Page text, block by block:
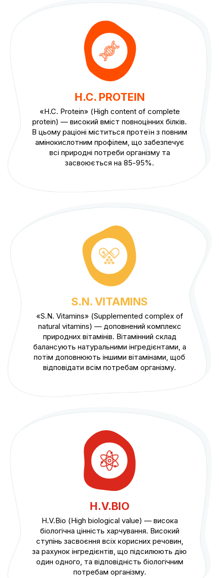
H.C. PROTEIN
«H.C. Protein» (High content of complete
protein) — високий вміст повноцінних білків.
В цьому раціоні міститься протеїн з повним
амінокислотним профілем, що забезпечує
всі природні потреби організму та
засвоюється на 85-95%.
S.N. VITAMINS
«S.N. Vitamins» (Supplemented complex of
natural vitamins) — доповнений комплекс
природних вітамінів. Вітамінний склад
балансують натуральними інгредієнтами, а
потім доповнюють іншими вітамінами, щоб
відповідати всім потребам організму.
H.V.BIO
H.V.Bio (High biological value) — висока
біологічна цінність харчування. Високий
ступінь засвоєння всіх корисних речовин,
за рахунок інгредієнтів, що підсилюють дію
один одного, та відповідність біологічним
потребам організму.